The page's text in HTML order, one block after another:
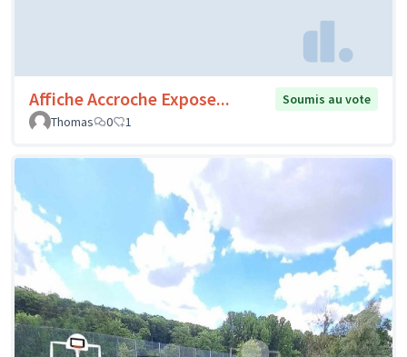
Affiche Accroche Expose...
Soumis au vote
Thomas
0 1